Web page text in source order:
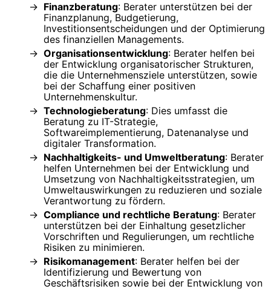
Finanzberatung: Berater unterstützen bei der
Finanzplanung, Budgetierung,
Investitionsentscheidungen und der Optimierung
des finanziellen Managements.
Organisationsentwicklung: Berater helfen bei
der Entwicklung organisatorischer Strukturen,
die die Unternehmensziele unterstützen, sowie
bei der Schaffung einer positiven
Unternehmenskultur.
Technologieberatung: Dies umfasst die
Beratung zu IT-Strategie,
Softwareimplementierung, Datenanalyse und
digitaler Transformation.
Nachhaltigkeits- und Umweltberatung: Berater
helfen Unternehmen bei der Entwicklung und
Umsetzung von Nachhaltigkeitsstrategien, um
Umweltauswirkungen zu reduzieren und soziale
Verantwortung zu fördern.
Compliance und rechtliche Beratung: Berater
unterstützen bei der Einhaltung gesetzlicher
Vorschriften und Regulierungen, um rechtliche
Risiken zu minimieren.
Risikomanagement: Berater helfen bei der
Identifizierung und Bewertung von
Geschäftsrisiken sowie bei der Entwicklung von